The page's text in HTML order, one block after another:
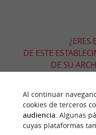
¿ERES
DE ESTE
DE SU
PARA
Al continuar
cookies de terceros
audiencia . Algunas
cuyas plataformas